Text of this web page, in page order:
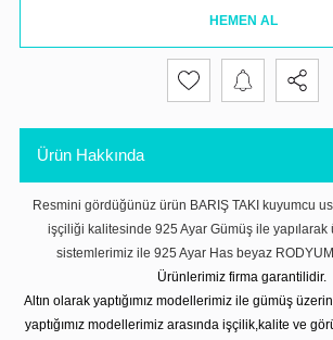
HEMEN AL
Ürün Hakkında
Resmini gördüğünüz ürün BARIŞ TAKI kuyumcu
işçiliği kalitesinde 925 Ayar Gümüş ile yapılarak
sistemlerimiz ile 925 Ayar Has beyaz
Ürünlerimiz firma garantilidir.
Altın olarak yaptığımız modellerimiz ile gümüş
yaptığımız modellerimiz arasında işçilik,kalite ve